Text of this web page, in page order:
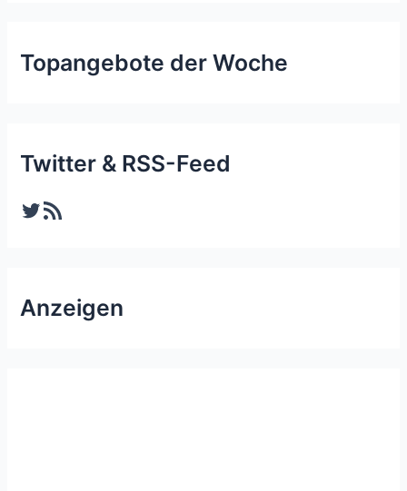
Topangebote der Woche
Twitter & RSS-Feed
Twitter RSS-Feed
Anzeigen